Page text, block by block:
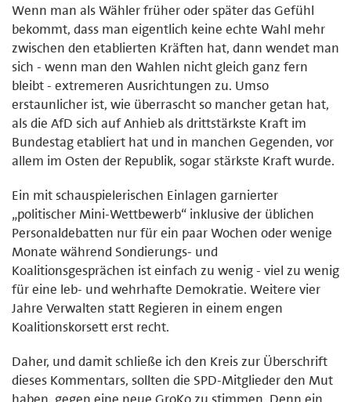
Wenn man als Wähler früher oder später das Gefühl
bekommt, dass man eigentlich keine echte Wahl mehr
zwischen den etablierten Kräften hat, dann wendet man
sich - wenn man den Wahlen nicht gleich ganz fern
bleibt - extremeren Ausrichtungen zu. Umso
erstaunlicher ist, wie überrascht so mancher getan hat,
als die AfD sich auf Anhieb als drittstärkste Kraft im
Bundestag etabliert hat und in manchen Gegenden, vor
allem im Osten der Republik, sogar stärkste Kraft wurde.
Ein mit schauspielerischen Einlagen garnierter
„politischer Mini-Wettbewerb“ inklusive der üblichen
Personaldebatten nur für ein paar Wochen oder wenige
Monate während Sondierungs- und
Koalitionsgesprächen ist einfach zu wenig - viel zu wenig
für eine leb- und wehrhafte Demokratie. Weitere vier
Jahre Verwalten statt Regieren in einem engen
Koalitionskorsett erst recht.
Daher, und damit schließe ich den Kreis zur Überschrift
dieses Kommentars, sollten die SPD-Mitglieder den Mut
haben, gegen eine neue GroKo zu stimmen. Denn ein